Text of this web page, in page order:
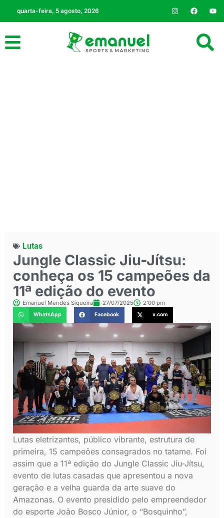
quarta-feira, 5 agosto, 2026
Lutas
Jungle Classic Jiu-Jítsu:
conheça os 15 campeões da
11ª edição do evento
Emanuel Mendes Siqueira 27/07/2025 2:00 pm
WhatsApp Facebook x.com
Lutas eletrizantes, público vibrante, estrutura de
primeira, 15 campeões consagrados no tatame. Foi
assim que a 11ª edição do Jungle Classic Jiu-Jítsu,
evento de lutas casadas que apresentou a nova
geração e a velha guarda da arte suave do
Amazonas. O evento presidido pelo empreendedor
do esporte João Bosco Júnior, o “Bosquinho”,